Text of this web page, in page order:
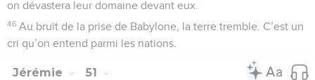
on dévastera leur domaine devant eux.
46 Au bruit de la prise de Babylone, la terre tremble. C’est un
cri qu’on entend parmi les nations.
Jérémie 51